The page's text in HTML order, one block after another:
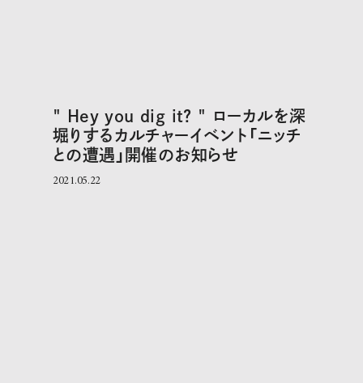
" Hey you dig it? " ローカルを深
堀りするカルチャーイベント「ニッチ
との遭遇」開催のお知らせ
2021.05.22